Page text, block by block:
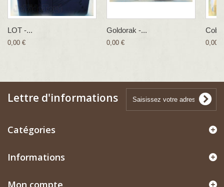
LOT -...
0,00 €
Goldorak -...
0,00 € 0,00 €
Lettre d'informations
Catégories
Informations